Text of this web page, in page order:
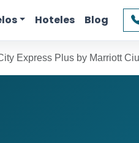
Hoteles Blog
Express Plus by Marriott